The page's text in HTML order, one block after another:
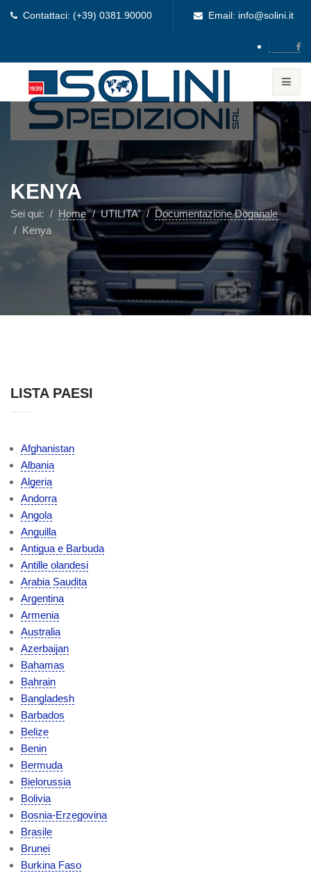
Contattaci: (+39) 0381.90000 Email: info@solini.it
KENYA
Sei qui: Home UTILITA'
Documentazione Doganale
Kenya
LISTA PAESI
Afghanistan
Albania
Algeria
Andorra
Angola
Anguilla
Antigua e Barbuda
Antille olandesi
Arabia Saudita
Argentina
Armenia
Australia
Azerbaijan
Bahamas
Bahrain
Bangladesh
Barbados
Belize
Benin
Bermuda
Bielorussia
Bolivia
Bosnia-Erzegovina
Brasile
Brunei
Burkina Faso